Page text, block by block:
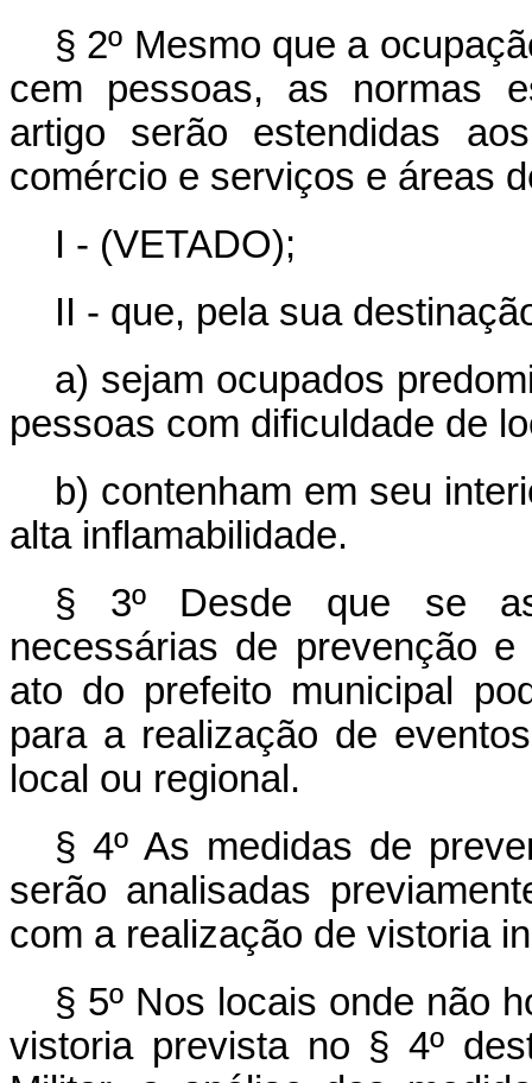
§ 2º Mesmo que a
cem pessoas, as normas
artigo serão estendidas
comércio e serviços e áreas
I - (VETADO);
II - que, pela sua
a) sejam ocupados
pessoas com dificuldade de
b) contenham em seu
alta inflamabilidade.
§ 3º Desde que se
necessárias de prevenção
ato do prefeito municipal
para a realização de
local ou regional.
§ 4º As medidas de
serão analisadas
com a realização de vistoria
§ 5º Nos locais onde não
vistoria prevista no § 4º